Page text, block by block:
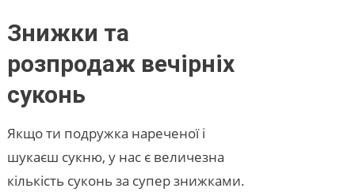
Знижки та
розпродаж вечірніх
суконь
Якщо ти подружка нареченої і
шукаєш сукню, у нас є величезна
кількість суконь за супер знижками.